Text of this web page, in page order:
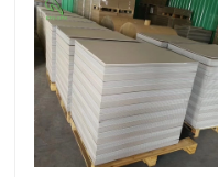
Wycieczka po fabryce
Kontrola jakości
Skontaktuj się z nami